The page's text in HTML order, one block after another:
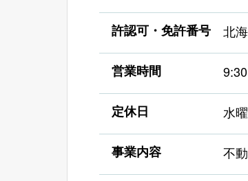
許認可・免許番号 北
営業時間
定休日 水曜
事業内容 不